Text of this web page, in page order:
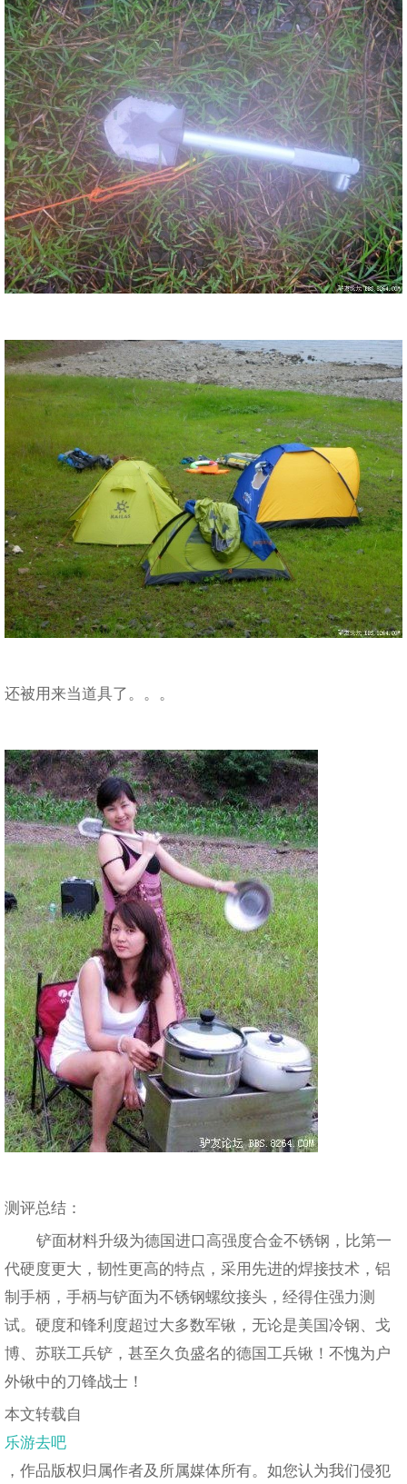
还被用来当道具了。。。
测评总结：
铲面材料升级为德国进口高强度合金不锈钢，比第一
代硬度更大，韧性更高的特点，采用先进的焊接技术，铝
制手柄，手柄与铲面为不锈钢螺纹接头，经得住强力测
试。硬度和锋利度超过大多数军锹，无论是美国冷钢、戈
博、苏联工兵铲，甚至久负盛名的德国工兵锹！不愧为户
外锹中的刀锋战士！
本文转载自
乐游去吧
，作品版权归属作者及所属媒体所有。如您认为我们侵犯